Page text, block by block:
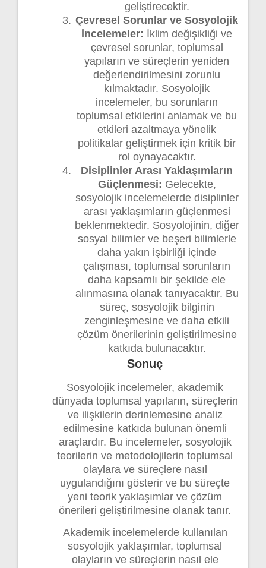
geliştirecektir.
Çevresel Sorunlar ve Sosyolojik
İncelemeler: İklim değişikliği ve
çevresel sorunlar, toplumsal
yapıların ve süreçlerin yeniden
değerlendirilmesini zorunlu
kılmaktadır. Sosyolojik
incelemeler, bu sorunların
toplumsal etkilerini anlamak ve bu
etkileri azaltmaya yönelik
politikalar geliştirmek için kritik bir
rol oynayacaktır.
Disiplinler Arası Yaklaşımların
Güçlenmesi: Gelecekte,
sosyolojik incelemelerde disiplinler
arası yaklaşımların güçlenmesi
beklenmektedir. Sosyolojinin, diğer
sosyal bilimler ve beşeri bilimlerle
daha yakın işbirliği içinde
çalışması, toplumsal sorunların
daha kapsamlı bir şekilde ele
alınmasına olanak tanıyacaktır. Bu
süreç, sosyolojik bilginin
zenginleşmesine ve daha etkili
çözüm önerilerinin geliştirilmesine
katkıda bulunacaktır.
Sonuç
Sosyolojik incelemeler, akademik
dünyada toplumsal yapıların, süreçlerin
ve ilişkilerin derinlemesine analiz
edilmesine katkıda bulunan önemli
araçlardır. Bu incelemeler, sosyolojik
teorilerin ve metodolojilerin toplumsal
olaylara ve süreçlere nasıl
uygulandığını gösterir ve bu süreçte
yeni teorik yaklaşımlar ve çözüm
önerileri geliştirilmesine olanak tanır.
Akademik incelemelerde kullanılan
sosyolojik yaklaşımlar, toplumsal
olayların ve süreçlerin nasıl ele